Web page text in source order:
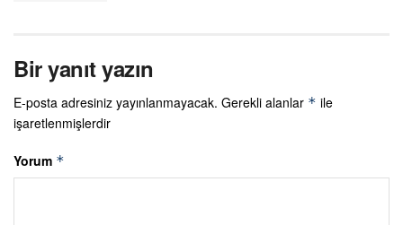
Bir yanıt yazın
E-posta adresiniz yayınlanmayacak. Gerekli alanlar * ile
işaretlenmişlerdir
Yorum *